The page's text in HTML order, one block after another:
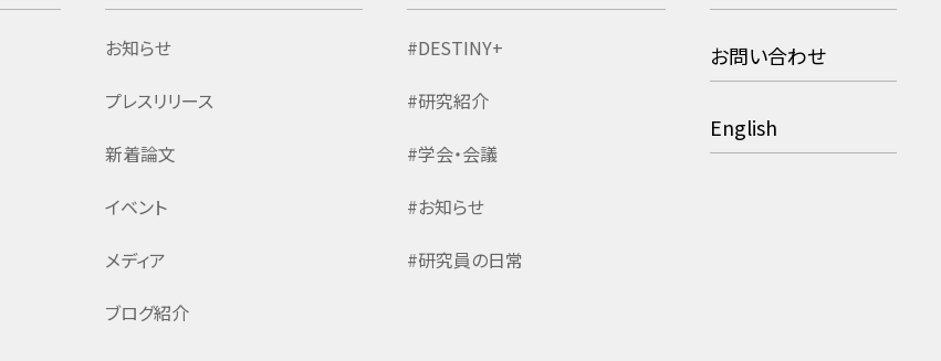
お知らせ
プレスリリース
新着論文
イベント
メディア
ブログ紹介
#DESTINY+
#研究紹介
#学会・会議
#お知らせ
#研究員の日常
お問い合わせ
English